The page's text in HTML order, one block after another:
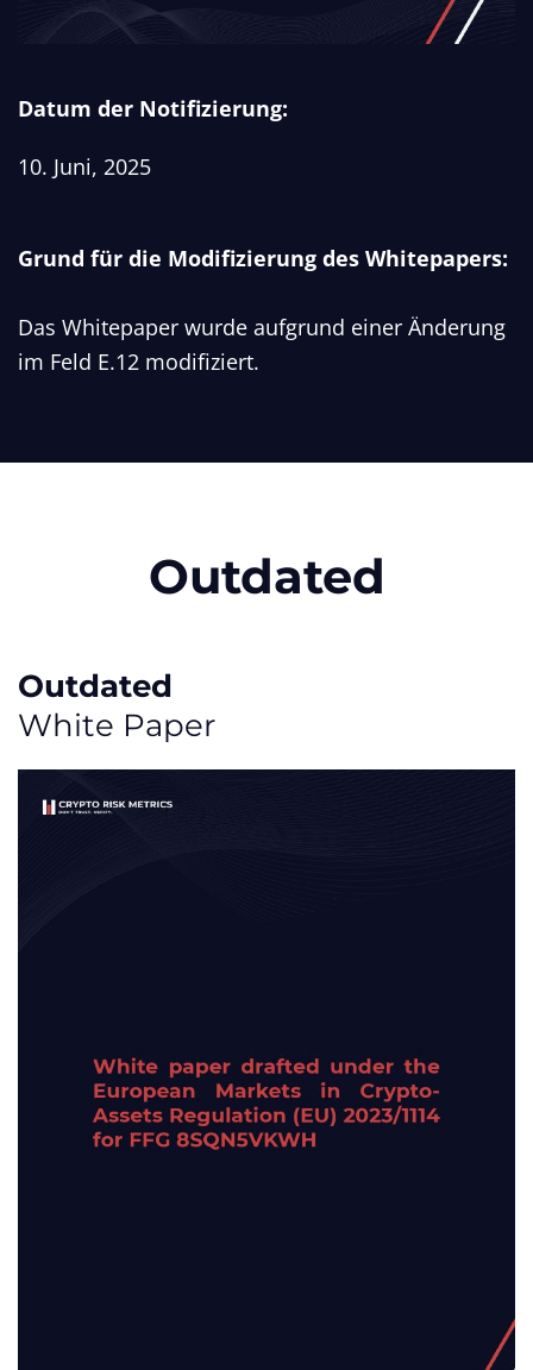
Datum der Notifizierung:
10. Juni, 2025
Grund für die Modifizierung des Whitepapers:
Das Whitepaper wurde aufgrund einer Änderung
im Feld E.12 modifiziert.
Outdated
Outdated
White Paper